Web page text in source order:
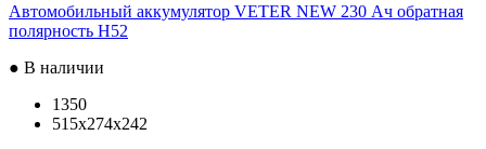
Автомобильный аккумулятор VETER NEW 230 Ач обратная
полярность H52
● В наличии
1350
515x274x242